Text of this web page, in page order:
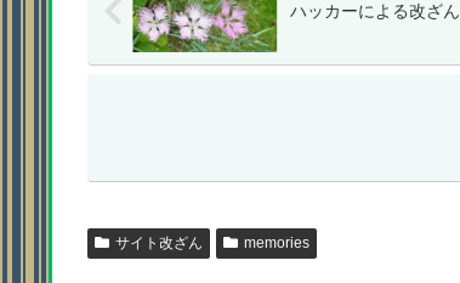
ハッカーによる改ざん
サイト改ざん memories